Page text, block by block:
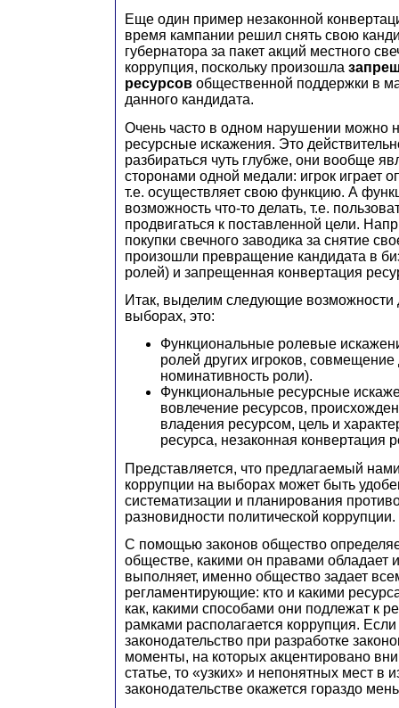
Еще один пример незаконной
время кампании решил снять свою
губернатора за пакет акций местного
коррупция, поскольку произошла
ресурсов общественной поддержки в
данного кандидата.
Очень часто в одном нарушении можно
ресурсные искажения. Это
разбираться чуть глубже, они вообще
сторонами одной медали: игрок играет
т.е. осуществляет свою функцию. А
возможность что-то делать, т.е.
продвигаться к поставленной цели.
покупки свечного заводика за снятие
произошли превращение кандидата в
ролей) и запрещенная конвертация
Итак, выделим следующие возможности
выборах, это:
Функциональные ролевые
ролей других игроков,
номинативность роли).
Функциональные ресурсные
вовлечение ресурсов,
владения ресурсом, цель и
ресурса, незаконная конвертация
Представляется, что предлагаемый
коррупции на выборах может быть
систематизации и планирования
разновидности политической коррупции.
С помощью законов общество
обществе, какими он правами обладает
выполняет, именно общество задает
регламентирующие: кто и какими
как, какими способами они подлежат к
рамками располагается коррупция.
законодательство при разработке
моменты, на которых акцентировано
статье, то «узких» и непонятных мест в
законодательстве окажется гораздо